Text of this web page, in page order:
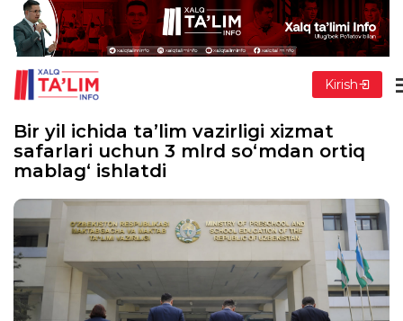
Kirish
Bir yil ichida ta’lim vazirligi xizmat
safarlari uchun 3 mlrd so‘mdan ortiq
mablag‘ ishlatdi